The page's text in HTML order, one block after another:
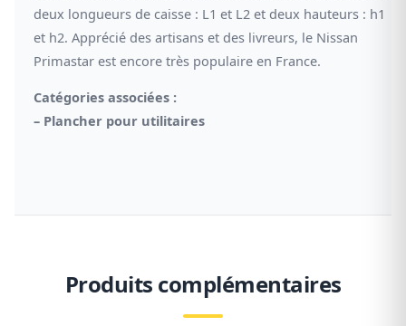
deux longueurs de caisse : L1 et L2 et deux hauteurs : h1
et h2. Apprécié des artisans et des livreurs, le Nissan
Primastar est encore très populaire en France.
Catégories associées :
– Plancher pour utilitaires
Produits complémentaires